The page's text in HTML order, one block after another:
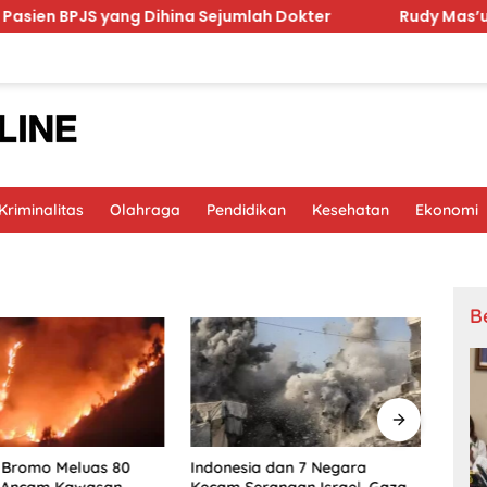
yang Dihina Sejumlah Dokter Rudy Mas’ud
Olahraga Pendidikan Kesehatan Ekonomi
Meluas 80
Indonesia dan 7 Negara